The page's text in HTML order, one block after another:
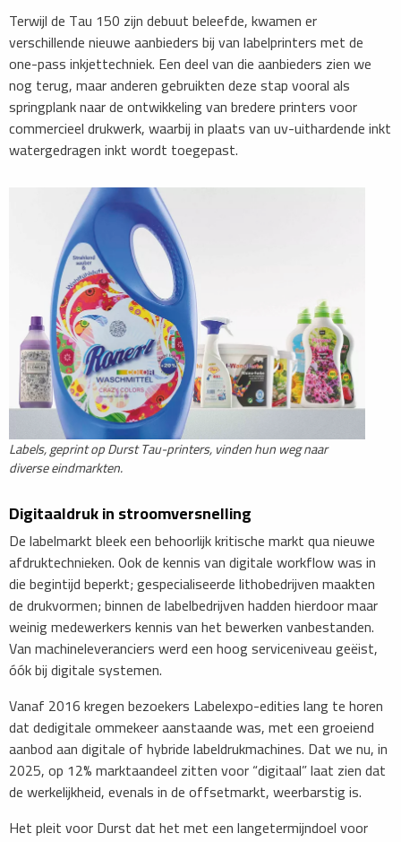
Terwijl de Tau 150 zijn debuut beleefde, kwamen er
verschillende nieuwe aanbieders bij van labelprinters met de
one-pass inkjettechniek. Een deel van die aanbieders zien we
nog terug, maar anderen gebruikten deze stap vooral als
springplank naar de ontwikkeling van bredere printers voor
commercieel drukwerk, waarbij in plaats van uv-uithardende inkt
watergedragen inkt wordt toegepast.
​Labels, geprint op Durst Tau-printers, vinden hun weg naar
diverse eindmarkten.
Digitaaldruk in stroomversnelling
De labelmarkt bleek een behoorlijk kritische markt qua nieuwe
afdruktechnieken. Ook de kennis van digitale workflow was in
die begintijd beperkt; gespecialiseerde lithobedrijven maakten
de drukvormen; binnen de labelbedrijven hadden hierdoor maar
weinig medewerkers kennis van het bewerken vanbestanden.
Van machineleveranciers werd een hoog serviceniveau geëist,
óók bij digitale systemen.
Vanaf 2016 kregen bezoekers Labelexpo-edities lang te horen
dat dedigitale ommekeer aanstaande was, met een groeiend
aanbod aan digitale of hybride labeldrukmachines. Dat we nu, in
2025, op 12% marktaandeel zitten voor “digitaal” laat zien dat
de werkelijkheid, evenals in de offsetmarkt, weerbarstig is.
Het pleit voor Durst dat het met een langetermijndoel voor